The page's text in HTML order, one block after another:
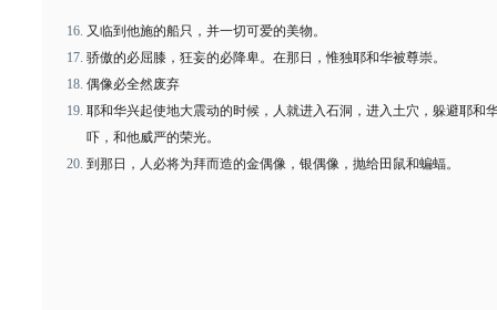
又临到他施的船只，并一切可爱的美物。
骄傲的必屈膝，狂妄的必降卑。在那日，惟独耶和华被尊崇。
偶像必全然废弃
耶和华兴起使地大震动的时候，人就进入石洞，进入土穴，躲避耶和
吓，和他威严的荣光。
到那日，人必将为拜而造的金偶像，银偶像，抛给田鼠和蝙蝠。